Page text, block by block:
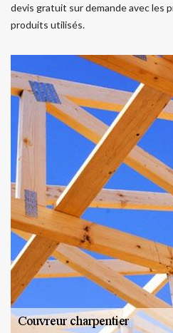
devis gratuit sur demande avec les
produits utilisés.